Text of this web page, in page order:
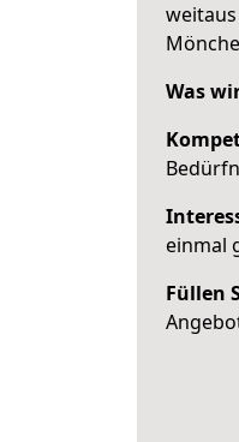
Was
einmal
Füllen